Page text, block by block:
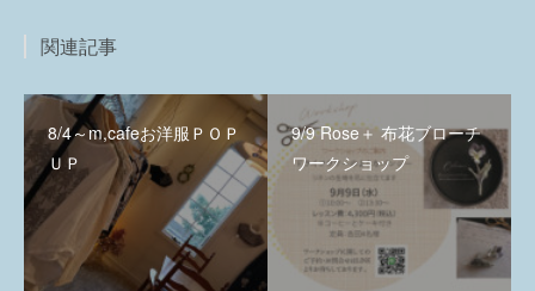
関連記事
8/4～m,cafeお洋服ＰＯＰ
ＵＰ
9/9 Rose＋ 布花ブローチ
ワークショップ